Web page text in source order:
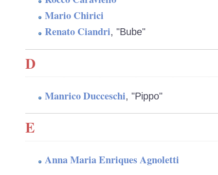
Mario Chirici
Renato Ciandri, "Bube"
D
Manrico Ducceschi, "Pippo"
E
Anna Maria Enriques Agnoletti